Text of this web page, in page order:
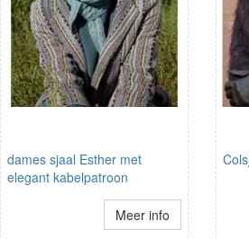
dames sjaal Esther met
elegant kabelpatroon
Meer info